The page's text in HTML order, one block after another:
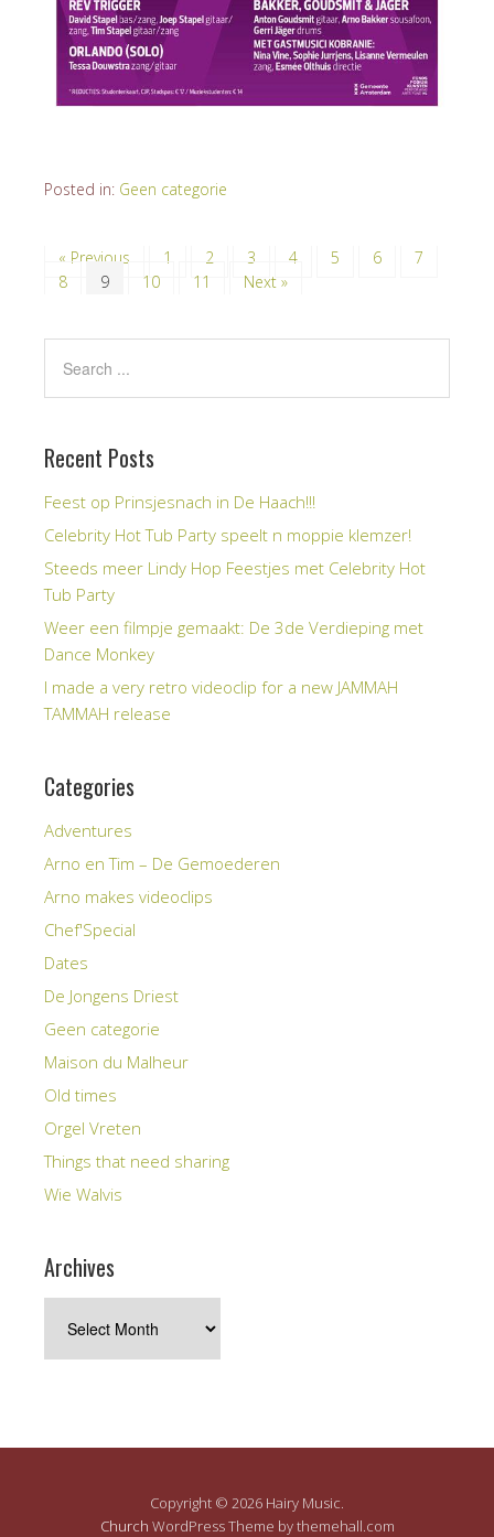
Posted in: Geen categorie
« Previous 1 2 3 4 5 6
7
8
9 10 11 Next »
Recent Posts
Feest op Prinsjesnach in De Haach!!!
Celebrity Hot Tub Party speelt n moppie klemzer!
Steeds meer Lindy Hop Feestjes met Celebrity Hot
Tub Party
Weer een filmpje gemaakt: De 3de Verdieping met
Dance Monkey
I made a very retro videoclip for a new JAMMAH
TAMMAH release
Categories
Adventures
Arno en Tim – De Gemoederen
Arno makes videoclips
Chef'Special
Dates
De Jongens Driest
Geen categorie
Maison du Malheur
Old times
Orgel Vreten
Things that need sharing
Wie Walvis
Archives
Copyright © 2026 Hairy Music.
Church WordPress Theme by themehall.com